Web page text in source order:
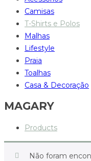
Camisas
T-Shirts e Polos
Malhas
Lifestyle
Praia
Toalhas
Casa & Decoração
MAGARY
Products
Não foram